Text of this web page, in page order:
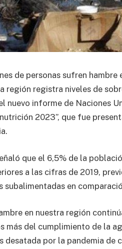
de personas sufren
región registra niveles de
nuevo informe de Naciones
2023”, que fue
que el 6,5% de la
a las cifras de 2019,
subalimentadas en
en nuestra región
más del cumplimiento de la
desatada por la pandemia